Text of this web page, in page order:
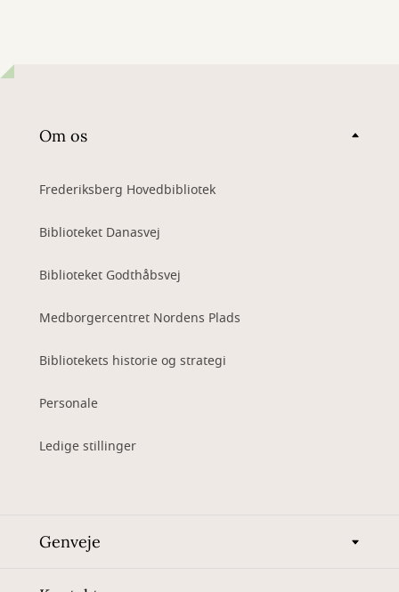
Om os
Frederiksberg Hovedbibliotek
Biblioteket Danasvej
Biblioteket Godthåbsvej
Medborgercentret Nordens Plads
Bibliotekets historie og strategi
Personale
Ledige stillinger
Genveje